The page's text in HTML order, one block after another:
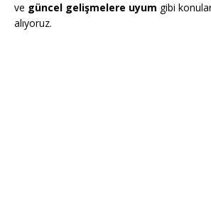
ve güncel gelişmelere uyum gibi
alıyoruz.